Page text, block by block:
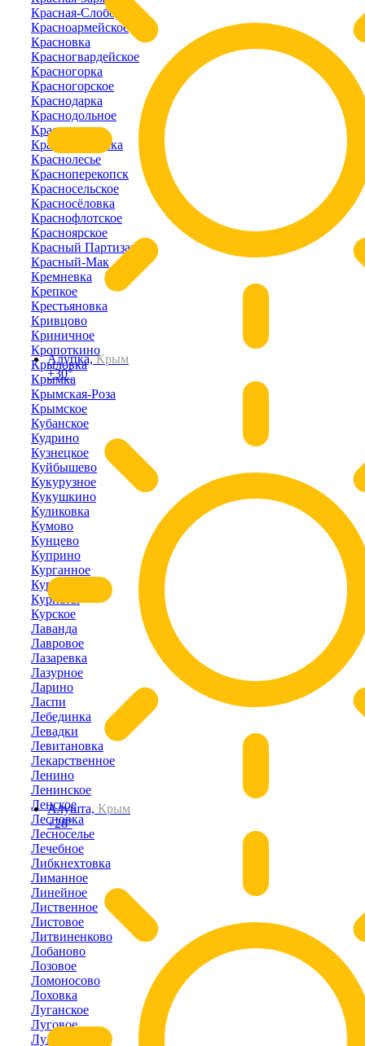
Алупка,Крым
+30°
Алушта, Крым
+28°
Красная-Слобода
Красноармейское
Красновка
Красногвардейское
Красногорка
Красногорское
Краснодарка
Краснодольное
Красное
Краснознаменка
Краснолесье
Красноперекопск
Красносельское
Красносёловка
Краснофлотское
Красноярское
Красный Партизан
Красный-Мак
Кремневка
Крепкое
Крестьяновка
Кривцово
Криничное
Кропоткино
Крыловка
Крымка
Крымская-Роза
Крымское
Кубанское
Кудрино
Кузнецкое
Куйбышево
Кукурузное
Кукушкино
Куликовка
Кумово
Кунцево
Куприно
Курганное
Курортное
Курпаты
Курское
Лаванда
Лавровое
Лазаревка
Лазурное
Ларино
Ласпи
Лебединка
Левадки
Левитановка
Лекарственное
Ленино
Ленинское
Ленское
Лесновка
Лесноселье
Лечебное
Либкнехтовка
Лиманное
Линейное
Лиственное
Листовое
Литвиненково
Лобаново
Лозовое
Ломоносово
Лоховка
Луганское
Луговое
Лужки